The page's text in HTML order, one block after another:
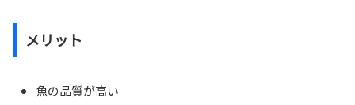
メリット
魚の品質が高い